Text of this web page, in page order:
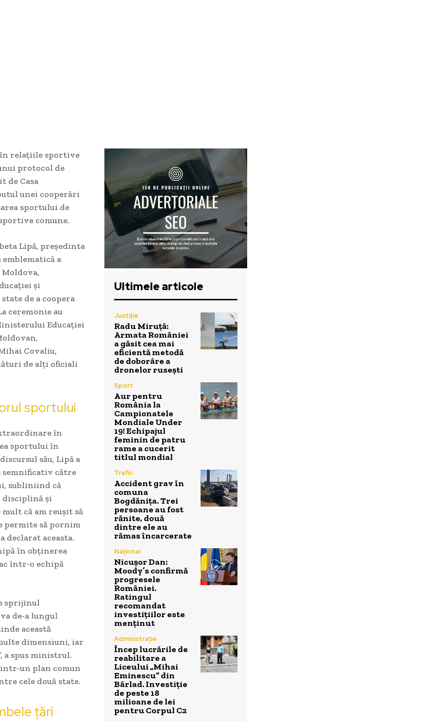
în relațiile sportive
protocol de
de Casa
unei cooperări
sportului de
comune.
Lipă, președinta
a
și
de a coopera
ceremonie au
Educației
Covaliu,
de alți oficiali
sportului
în
sportului în
său, Lipă a
semnificativ către
subliniind că
disciplină și
că am reușit să
permite să pornim
declarat aceasta.
în obținerea
într-o echipă
sprijinul
de-a lungul
această
dimensiuni, iar
a spus ministrul.
un plan comun
cele două state.
țări
Ultimele articole
Justiție
Radu Miruță:
Armata României
a găsit cea mai
eficientă metodă
de doborâre a
dronelor rusești
Sport
Aur pentru
România la
Campionatele
Mondiale Under
19! Echipajul
feminin de patru
rame a cucerit
titlul mondial
Trafic
Accident grav în
comuna
Bogdănița. Trei
persoane au fost
rănite, două
dintre ele au
rămas încarcerate
Național
Nicușor Dan:
Moody’s confirmă
progresele
României.
Ratingul
recomandat
investițiilor este
menținut
Administrație
Încep lucrările de
reabilitare a
Liceului „Mihai
Eminescu” din
Bârlad. Investiție
de peste 18
milioane de lei
pentru Corpul C2